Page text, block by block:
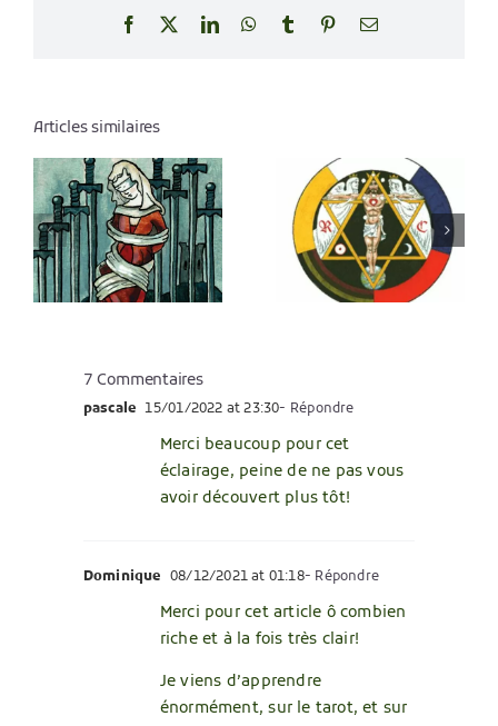
Facebook LinkedInWhatsApp
Tumblr PinterestEmail
Articles similaires
Des noms
bizarres
des cartes
en anglais
Des Yods
partout
7 Commentaires
pascale 15/01/2022 at 23:30- Répondre
Merci beaucoup pour cet
éclairage, peine de ne pas vous
avoir découvert plus tôt!
Dominique 08/12/2021 at 01:18- Répondre
Merci pour cet article ô combien
riche et à la fois très clair!
Je viens d’apprendre
énormément, sur le tarot, et sur